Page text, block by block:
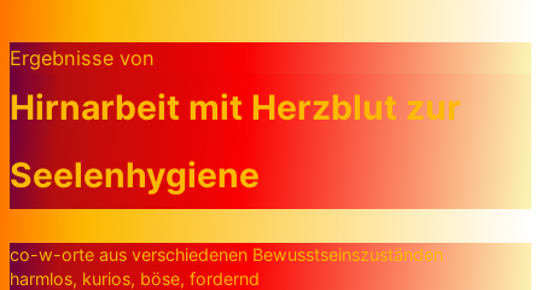
Ergebnisse von
Hirnarbeit mit Herzblut zur
Seelenhygiene
co-w-orte aus verschiedenen Bewusstseinszuständen
harmlos, kurios, böse, fordernd